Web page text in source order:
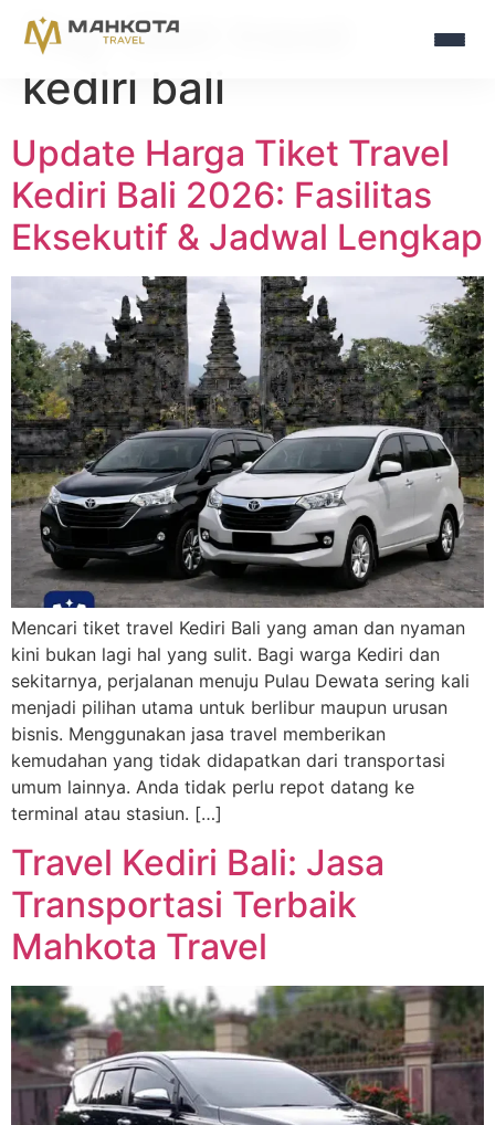
Tag:tiket travel
kediri bali
Update Harga Tiket Travel
Kediri Bali 2026: Fasilitas
Eksekutif & Jadwal Lengkap
Mencari tiket travel Kediri Bali yang aman dan nyaman
kini bukan lagi hal yang sulit. Bagi warga Kediri dan
sekitarnya, perjalanan menuju Pulau Dewata sering kali
menjadi pilihan utama untuk berlibur maupun urusan
bisnis. Menggunakan jasa travel memberikan
kemudahan yang tidak didapatkan dari transportasi
umum lainnya. Anda tidak perlu repot datang ke
terminal atau stasiun. […]
Travel Kediri Bali: Jasa
Transportasi Terbaik
Mahkota Travel